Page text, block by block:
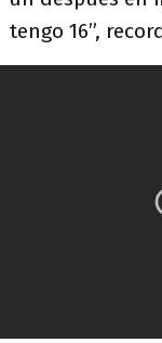
tengo 16”,